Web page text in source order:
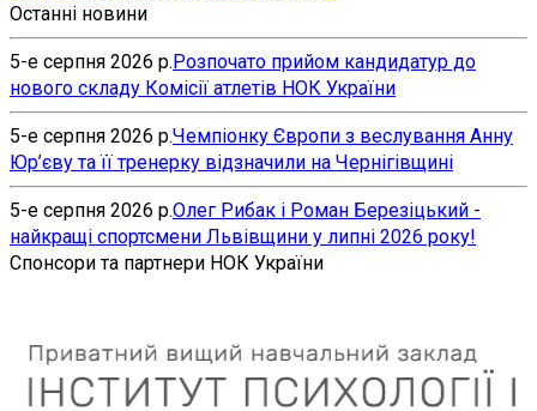
Останні новини
5-е серпня 2026 р.Розпочато прийом кандидатур до
нового складу Комісії атлетів НОК України
5-е серпня 2026 р.Чемпіонку Європи з веслування Анну
Юр’єву та її тренерку відзначили на Чернігівщині
5-е серпня 2026 р.Олег Рибак і Роман Березіцький -
найкращі спортсмени Львівщини у липні 2026 року!
Спонсори та партнери НОК України